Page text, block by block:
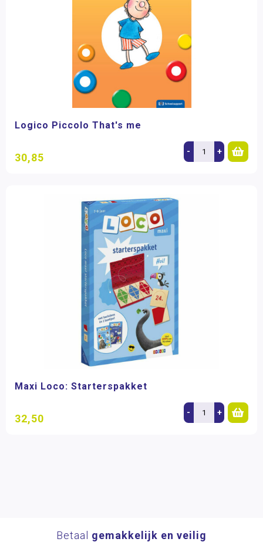
Logico Piccolo That's me
30,85 - +
Maxi Loco: Starterspakket
32,50 - +
Betaal gemakkelijk en veilig